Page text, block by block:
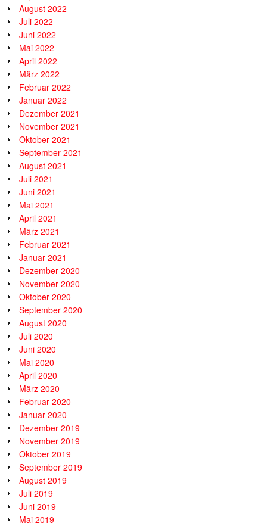
August 2022
Juli 2022
Juni 2022
Mai 2022
April 2022
März 2022
Februar 2022
Januar 2022
Dezember 2021
November 2021
Oktober 2021
September 2021
August 2021
Juli 2021
Juni 2021
Mai 2021
April 2021
März 2021
Februar 2021
Januar 2021
Dezember 2020
November 2020
Oktober 2020
September 2020
August 2020
Juli 2020
Juni 2020
Mai 2020
April 2020
März 2020
Februar 2020
Januar 2020
Dezember 2019
November 2019
Oktober 2019
September 2019
August 2019
Juli 2019
Juni 2019
Mai 2019